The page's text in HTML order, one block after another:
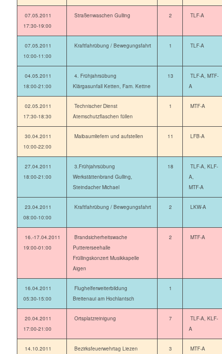
07.05.2011
17:30-19:00
Straßenwaschen Gulling 2 TLF-A
07.05.2011
10:00-11:00
Kraftfahrübung / Bewegungsfahrt 1 TLF-A
04.05.2011
18:00-21:00
4. Frühjahrsübung
Klärgasunfall Ketten, Fam. Kettne
13
TLF-A, MTF-
A
02.05.2011
17:30-18:30
Technischer Dienst
Atemschutzflaschen füllen
1 MTF-A
30.04.2011
10:00-22:00
Maibaumliefern und aufstellen 11 LFB-A
27.04.2011
18:00-21:00
3.Frühjahrsübung
Werkstättenbrand Gulling,
Steindacher Michael
18
TLF-A, KLF-
A,
MTF-A
23.04.2011
08:00-10:00
Kraftfahrübung / Bewegungsfahrt 2 LKW-A
16.-17.04.2011
19:00-01:00
Brandsicherheitswache
Puttererseehalle
Früllingskonzert Musikkapelle
Aigen
2 MTF-A
16.04.2011
05:30-15:00
Flughelferweiterbildung
Breitenaui am Hochlantsch
1
20.04.2011
17:00-21:00
Ortsplatzreinigung 7
TLF-A, KLF-
A
14.10.2011
Bezirksfeuerwehrtag Liezen 3 MTF-A